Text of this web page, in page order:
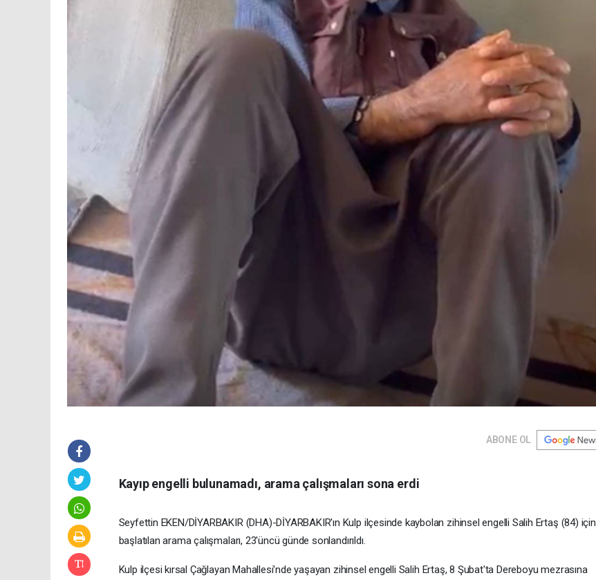
ABONE OL
Kayıp engelli bulunamadı, arama çalışmaları sona erdi
Seyfettin EKEN/DİYARBAKIR (DHA)-DİYARBAKIR'ın Kulp ilçesinde kaybolan zihinsel engelli Salih Ertaş (84) için
başlatılan arama çalışmaları, 23'üncü günde sonlandırıldı.
Kulp ilçesi kırsal Çağlayan Mahallesi'nde yaşayan zihinsel engelli Salih Ertaş, 8 Şubat'ta Dereboyu mezrasına